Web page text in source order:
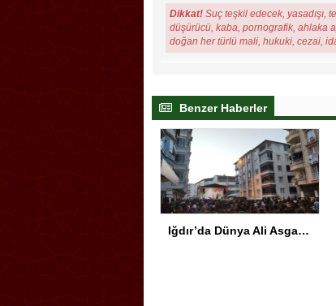
Dikkat! Suç teşkil edecek, yasadışı,
düşürücü, kaba, pornografik, ahlaka
doğan her türlü mali, hukuki, cezai,
Benzer Haberler
Iğdır’da Dünya Ali Asgar Günü Duygu Dolu Programla İdrak Edildi